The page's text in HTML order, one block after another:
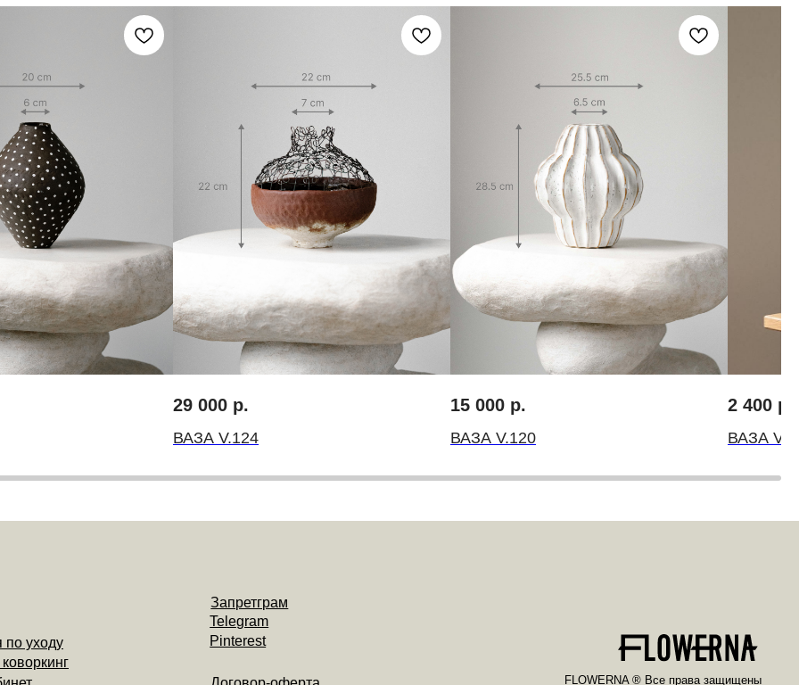
29 000 р.
ВАЗА V.124
15 000 р.
ВАЗА V.120
2 400 р.
ВАЗА
Telegram
Запретграм
Политика конциденциальности
ИНН 10509541560 ОГРН 314501832300035